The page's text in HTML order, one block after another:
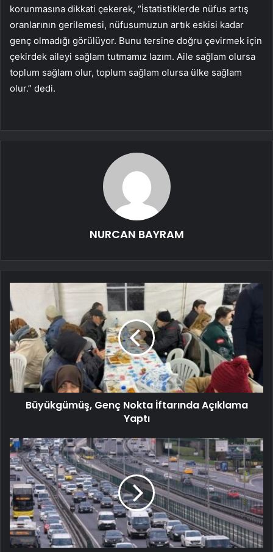
korunmasına dikkati çekerek, “İstatistiklerde nüfus artış
oranlarının gerilemesi, nüfusumuzun artık eskisi kadar
genç olmadığı görülüyor. Bunu tersine doğru çevirmek için
çekirdek aileyi sağlam tutmamız lazım. Aile sağlam olursa
toplum sağlam olur, toplum sağlam olursa ülke sağlam
olur.” dedi.
NURCAN BAYRAM
Büyükgümüş, Genç Nokta İftarında Açıklama
Yaptı